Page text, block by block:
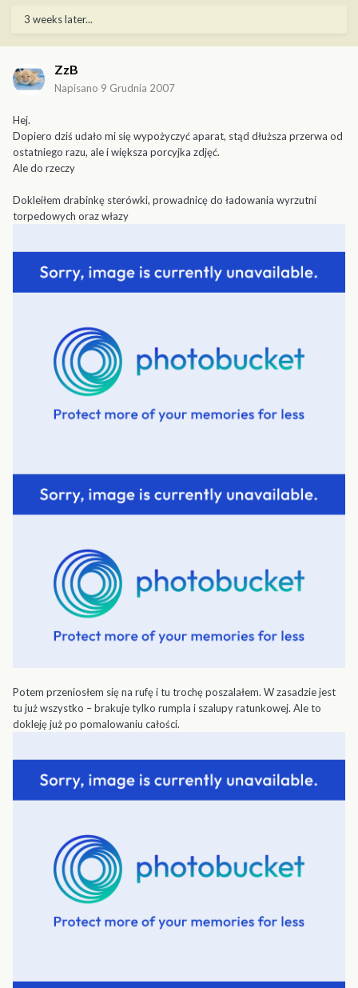
3 weeks later...
ZzB
Napisano 9 Grudnia 2007
Hej.
Dopiero dziś udało mi się wypożyczyć aparat, stąd dłuższa przerwa od
ostatniego razu, ale i większa porcyjka zdjęć.
Ale do rzeczy
Dokleiłem drabinkę sterówki, prowadnicę do ładowania wyrzutni
torpedowych oraz włazy
Potem przeniosłem się na rufę i tu trochę poszalałem. W zasadzie jest
tu już wszystko – brakuje tylko rumpla i szalupy ratunkowej. Ale to
dokleję już po pomalowaniu całości.